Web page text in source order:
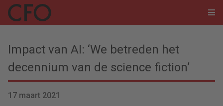
Impact van AI: ‘We betreden het
decennium van de science fiction’
17 maart 2021